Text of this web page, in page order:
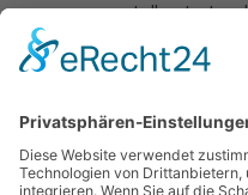
Helfer, die
Herzlichen
Wir freuen
deine